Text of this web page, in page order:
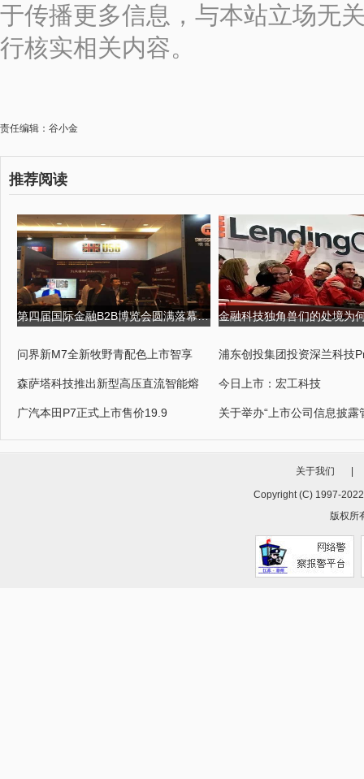
于传播更多信息，与本站立场无
行核实相关内容。
责任编辑：谷小金
推荐阅读
第四届国际金融B2B博览会圆满落幕,USGFX大放异彩 第四届京剧票友大
问界新M7全新牧野青配色上市智享 浦东创投集团投资深兰科技
森萨塔科技推出新型高压直流智能熔 今日上市：宏工科技
广汽本田P7正式上市售价19.9 关于举办“上市公司信息披露
关于我们
Copyright (C) 1997-
版权所